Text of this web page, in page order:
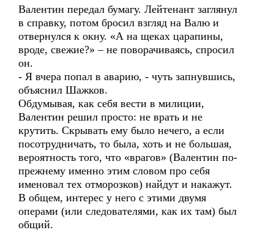
Валентин передал бумагу. Лейтенант заглянул
в справку, потом бросил взгляд на Валю и
отвернулся к окну. «А на щеках царапины,
вроде, свежие?» – не поворачиваясь, спросил
он.
- Я вчера попал в аварию, - чуть запнувшись,
объяснил Шажков.
Обдумывая, как себя вести в милиции,
Валентин решил просто: не врать и не
крутить. Скрывать ему было нечего, а если
посотрудничать, то была, хоть и не большая,
вероятность того, что «врагов» (Валентин по-
прежнему именно этим словом про себя
именовал тех отморозков) найдут и накажут.
В общем, интерес у него с этими двумя
операми (или следователями, как их там) был
общий.